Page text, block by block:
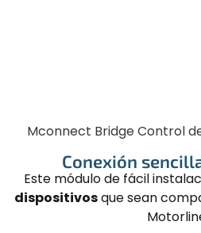
Mconnect Bridge Control
Conexión
Este módulo de fácil
dispositivosque sean